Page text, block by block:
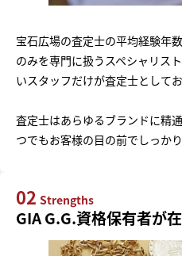
宝石広場の査定士の平均経験年
のみを専門に扱うスペシャリス
いスタッフだけが査定士として
査定士はあらゆるブランドに精
つでもお客様の目の前でしっか
02 Strengths
GIA G.G.資格保有者が